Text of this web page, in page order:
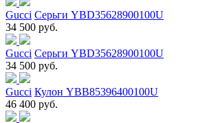
Gucci Серьги YBD35628900100U
34 500 руб.
Gucci Серьги YBD35628900100U
34 500 руб.
Gucci Кулон YBB85396400100U
46 400 руб.